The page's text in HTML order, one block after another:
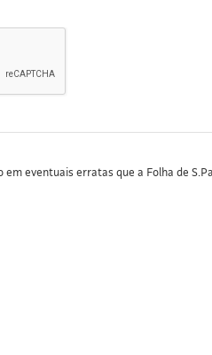
eventuais erratas que a Folha de